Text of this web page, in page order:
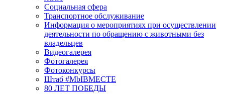
Социальная сфера
Транспортное обслуживание
Информация о мероприятиях при осуществлении
деятельности по обращению с животными без
владельцев
Видеогалерея
Фотогалерея
Фотоконкурсы
Штаб #MbIBMECTE
80 ЛЕТ ПОБЕДЫ